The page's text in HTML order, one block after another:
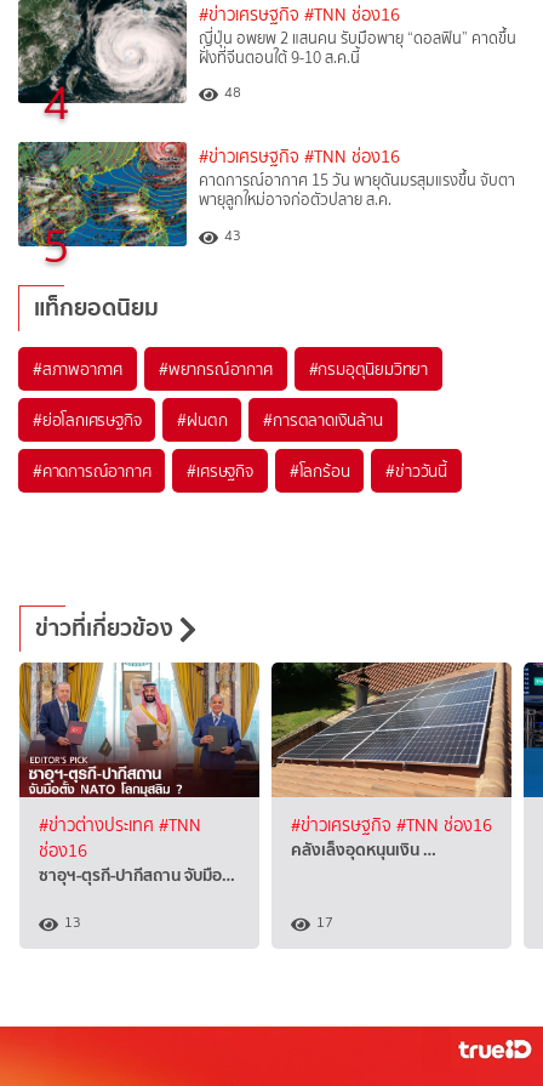
4
#ข่าวเศรษฐกิจ #TNN ช่อง16
ญี่ปุ่น อพยพ 2 แสนคน รับมือพายุ “ดอลฟิน” คาดขึ้น
ฝั่งที่จีนตอนใต้ 9-10 ส.ค.นี้
48
5
#ข่าวเศรษฐกิจ #TNN ช่อง16
คาดการณ์อากาศ 15 วัน พายุดันมรสุมแรงขึ้น จับตา
พายุลูกใหม่อาจก่อตัวปลาย ส.ค.
43
แท็กยอดนิยม
#สภาพอากาศ #พยากรณ์อากาศ #กรมอุตุนิยมวิทยา
#ย่อโลกเศรษฐกิจ #ฝนตก #การตลาดเงินล้าน
#คาดการณ์อากาศ #เศรษฐกิจ #โลกร้อน #ข่าววันนี้
ข่าวที่เกี่ยวข้อง
#ข่าวต่างประเทศ #TNN
ช่อง16
ซาอุฯ-ตุรกี-ปากีสถาน จับมือ…
13
#ข่าวเศรษฐกิจ #TNN ช่อง16
คลังเล็งอุดหนุนเงิน …
17